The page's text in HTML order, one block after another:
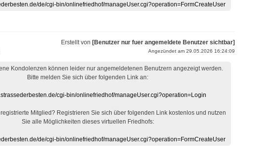
de/cgi-bin/onlinefriedhof/manageUser.cgi?operation=FormCreateUser
Erstellt von [Benutzer nur fuer angemeldete Benutzer sichtbar]
Angezündet am 29.05.2026 16:24:09
Kondolenzen können leider nur angemeldetenen Benutzern angezeigt werden.
Bitte melden Sie sich über folgenden Link an:
cgi-bin/onlinefriedhof/manageUser.cgi?operation=Login
Mitglied? Registrieren Sie sich über folgenden Link kostenlos und nutzen
Sie alle Möglichkeiten dieses virtuellen Friedhofs:
de/cgi-bin/onlinefriedhof/manageUser.cgi?operation=FormCreateUser